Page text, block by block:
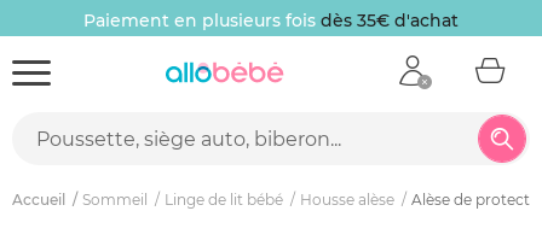
Paiement en plusieurs fois dès 35€ d'achat
Accueil Sommeil Linge de lit bébé Housse alèse Alèse de